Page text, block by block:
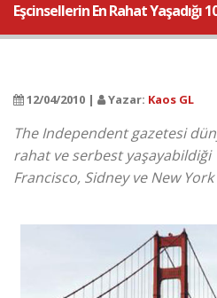
Eşcinsellerin En Rahat Yaşadığı
12/04/2010 | Yazar: Kaos GL
The Independent gazetesi
rahat ve serbest yaşayabildiği
Francisco, Sidney ve New